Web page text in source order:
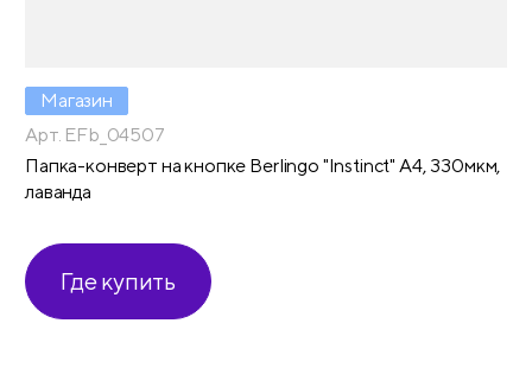
Магазин
Арт. EFb_04507
Папка-конверт на кнопке Berlingo "Instinct" А4, 330мкм,
лаванда
Где купить